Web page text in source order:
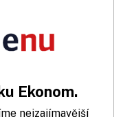
Ekonom.
nejzajímavější